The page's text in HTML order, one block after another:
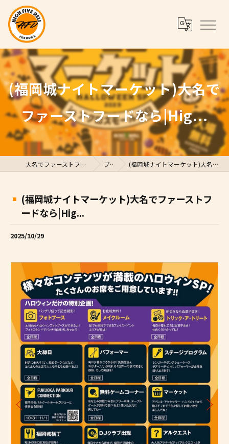
(福岡城ナイトマーケット)大名で
ファーストフードなら|Hig...
大名でファーストフードならHigh Five Deli ブログ (福岡城ナイトマーケット)大名でファーストフードなら|Hig...
(福岡城ナイトマーケット)大名でファーストフ
ードなら|Hig...
2025/10/29